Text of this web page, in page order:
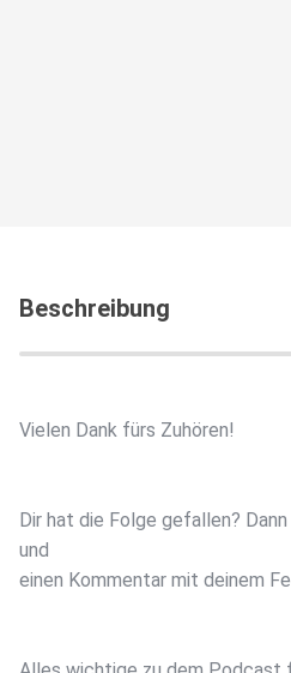
Beschreibung
Vielen Dank fürs Zuhören!
Dir hat die Folge gefallen?
und
einen Kommentar mit deinem